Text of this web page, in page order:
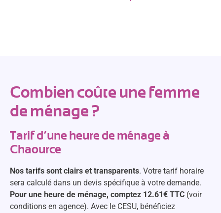
Combien coûte une femme
de ménage ?
Tarif d’une heure de ménage à
Chaource
Nos tarifs sont clairs et transparents. Votre tarif horaire
sera calculé dans un devis spécifique à votre demande.
Pour une heure de ménage, comptez 12.61€ TTC (voir
conditions en agence). Avec le CESU, bénéficiez